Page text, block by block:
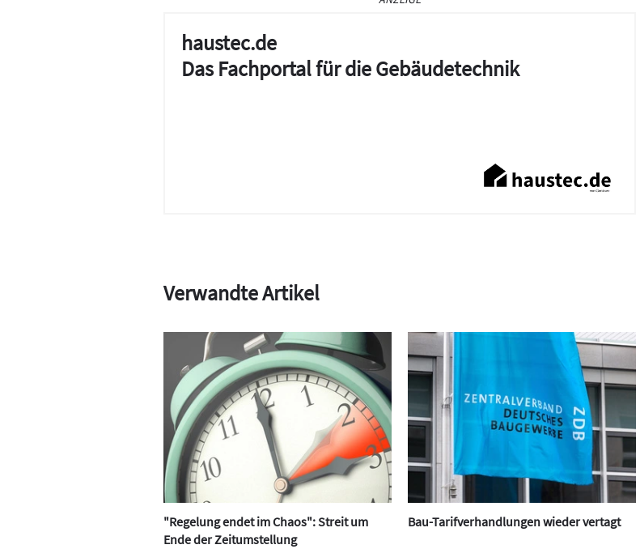
haustec.de
Das Fachportal für die Gebäudetechnik
Verwandte Artikel
"Regelung endet im Chaos": Streit um
Ende der Zeitumstellung
Bau-Tarifverhandlungen wieder vertagt